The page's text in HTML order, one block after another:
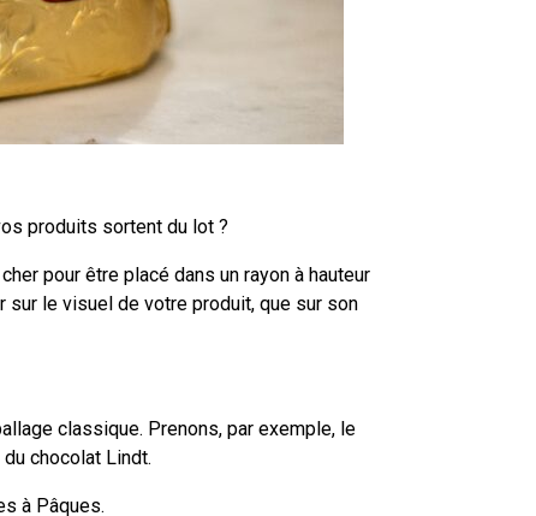
produits sortent du lot ?
pour être placé dans un rayon à hauteur
sur le visuel de votre produit, que sur son
classique. Prenons, par exemple, le
du chocolat Lindt.
à Pâques.